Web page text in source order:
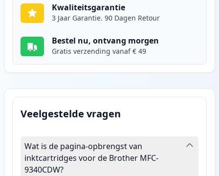
Kwaliteitsgarantie
3 Jaar Garantie. 90 Dagen Retour
Bestel nu, ontvang morgen
Gratis verzending vanaf € 49
Veelgestelde vragen
Wat is de pagina-opbrengst van
inktcartridges voor de Brother MFC-
9340CDW?